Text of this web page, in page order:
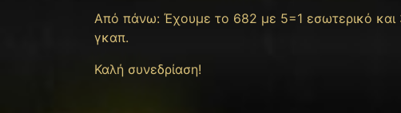
Από πάνω: Έχουμε το 682 με 5=1 εσωτερικό και
γκαπ.
Καλή συνεδρίαση!